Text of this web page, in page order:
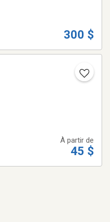
300 $
À partir de
45 $